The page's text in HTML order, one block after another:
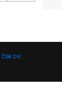
ČSK DV.